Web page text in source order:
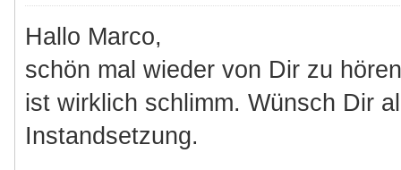
Hallo Marco,
schön mal wieder von Dir zu
ist wirklich schlimm. Wünsch Dir
Instandsetzung.